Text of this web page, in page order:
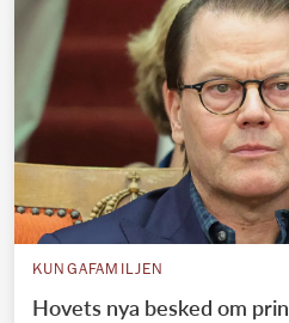
KUNGAFAMILJEN
Hovets nya besked om